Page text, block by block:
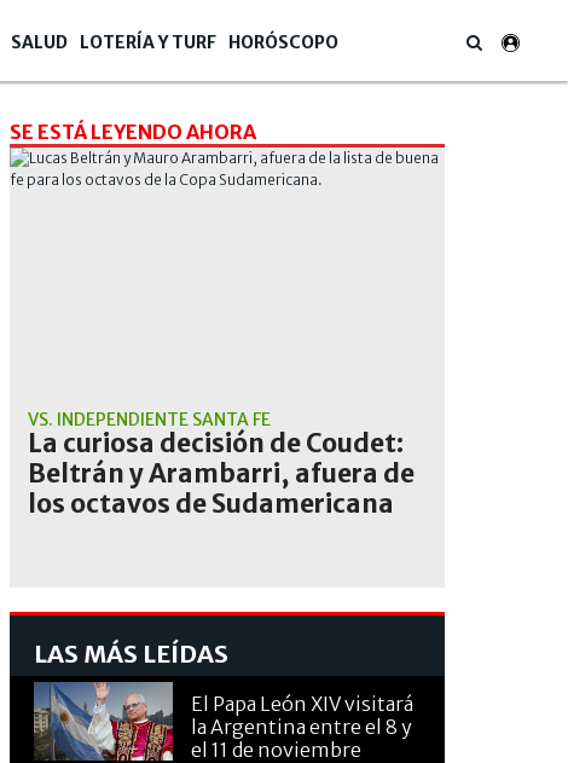
SALUD LOTERÍA Y TURF HORÓSCOPO
SE ESTÁ LEYENDO AHORA
VS. INDEPENDIENTE SANTA FE
La curiosa decisión de Coudet:
Beltrán y Arambarri, afuera de
los octavos de Sudamericana
LAS MÁS LEÍDAS
El Papa León XIV visitará
la Argentina entre el 8 y
el 11 de noviembre